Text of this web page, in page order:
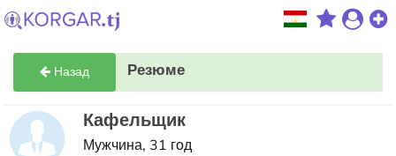
Назад Резюме
Кафельщик
Мужчина, 31 год